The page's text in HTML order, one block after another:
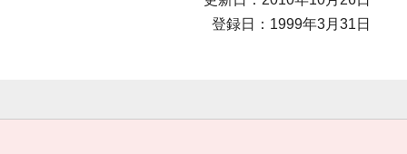
登録日：1999年3月31日